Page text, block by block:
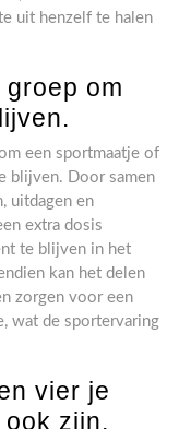
uit henzelf te halen
om
een sportmaatje of
blijven. Door samen
uitdagen en
extra dosis
te blijven in het
kan het delen
zorgen voor een
wat de sportervaring
vier je
zijn.